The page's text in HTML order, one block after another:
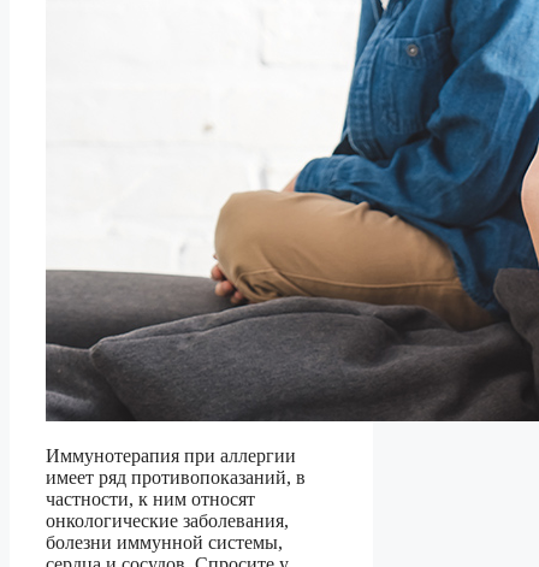
Иммунотерапия при аллергии
имеет ряд противопоказаний, в
частности, к ним относят
онкологические заболевания,
болезни иммунной системы,